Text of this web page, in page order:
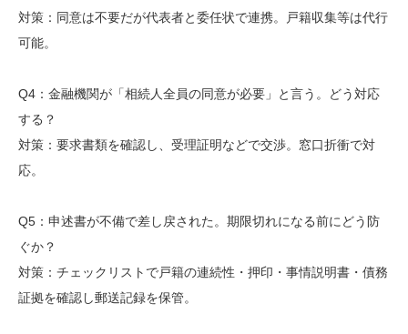
対策：同意は不要だが代表者と委任状で連携。戸籍収集等は代行
可能。
Q4：金融機関が「相続人全員の同意が必要」と言う。どう対応
する？
対策：要求書類を確認し、受理証明などで交渉。窓口折衝で対
応。
Q5：申述書が不備で差し戻された。期限切れになる前にどう防
ぐか？
対策：チェックリストで戸籍の連続性・押印・事情説明書・債務
証拠を確認し郵送記録を保管。